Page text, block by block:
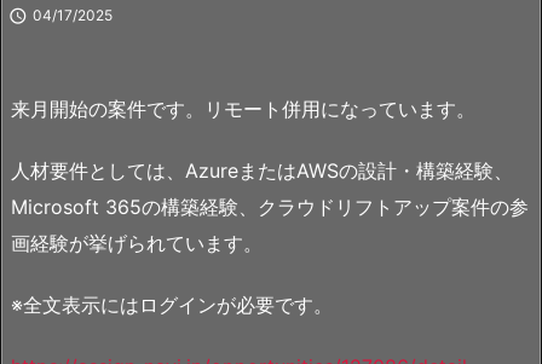
 04/17/2025
来月開始の案件です。リモート併用になっています。
人材要件としては、AzureまたはAWSの設計・構築経験、
Microsoft 365の構築経験、クラウドリフトアップ案件の参
画経験が挙げられています。
※全文表示にはログインが必要です。